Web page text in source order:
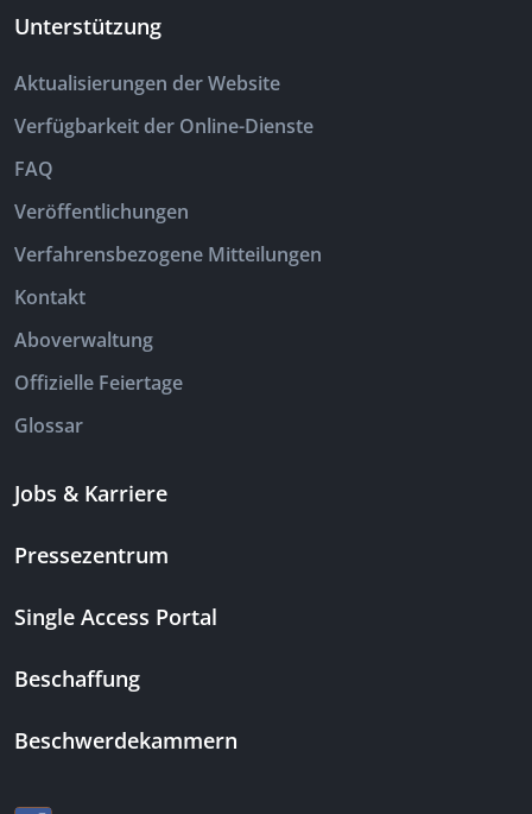
Unterstützung
Aktualisierungen der Website
Verfügbarkeit der Online-Dienste
FAQ
Veröffentlichungen
Verfahrensbezogene Mitteilungen
Kontakt
Aboverwaltung
Offizielle Feiertage
Glossar
Jobs & Karriere
Pressezentrum
Single Access Portal
Beschaffung
Beschwerdekammern